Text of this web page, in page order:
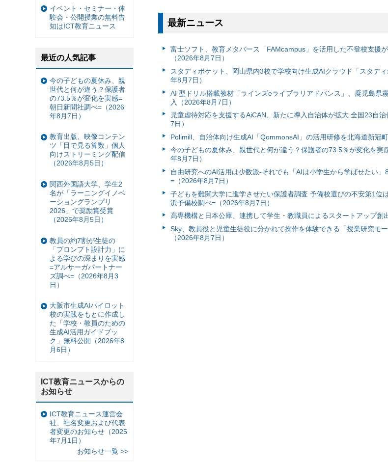
最新ニュース
富⼠ソフト、教育メタバース「FAMcampus」を活用した不登校支援
（2026年8月7日）
スタディポケット、岡山県内3校で学校向け生成AIクラウド「スタデ
年8月7日）
AI 型ドリル搭載教材「ラインズeライブラリアドバンス」、鹿児島県
入（2026年8月7日）
児童虐待対応を支援するAiCAN、新たに導入自治体が拡大 全国23自
7日）
Polimill、自治体向け生成AI「QommonsAI」の活用研修を北海道新冠
今の子どもの夏休み、親世代と何が違う？保護者の73.5％が変化を実
年8月7日）
自由研究へのAI活用は少数派-それでも「AIは小学生から学ばせたい
=（2026年8月7日）
子どもを難関大学に進学させたい保護者調査 予備校選びの不安第1位
浜予備校調べ=（2026年8月7日）
高専機構と日本公庫、連携して学生・教職員によるスタートアップ創
Sky、教員役と児童生徒役に分かれて操作を体験できる「授業研究モ
（2026年8月7日）
イベント・セミナー・体
験会・公開授業の無料告
知はICT教育ニュース
最近の人気記事
今の子どもの夏休み、親
世代と何が違う？保護者
の73.5％が変化を実感=
朝日新聞社調べ=（2026
年8月7日）
教育出版、映像コンテン
ツ「目で見る算数」個人
向けストリーミング配信
（2026年8月5日）
関西外国語大学、学生2
名が「ラーニングイノベ
ーショングランプリ
2026」で奨励賞受賞
（2026年8月5日）
教員の約7割が生徒の
「プロンプト設計力」に
よる学びの深まりを実感
=アルサーガパートナー
ズ調べ=（2026年8月3
日）
大阪市生成AIパイロット
校の実践をもとに作成し
た「学校・教員のための
生成AI活用ガイドブッ
ク」無料公開（2026年8
月6日）
ICT教育ニュースからの
お知らせ
ICT教育ニュース運営会
社、社名変更および代表
者変更のお知らせ（2025
年7月1日）
お知らせ一覧 >>